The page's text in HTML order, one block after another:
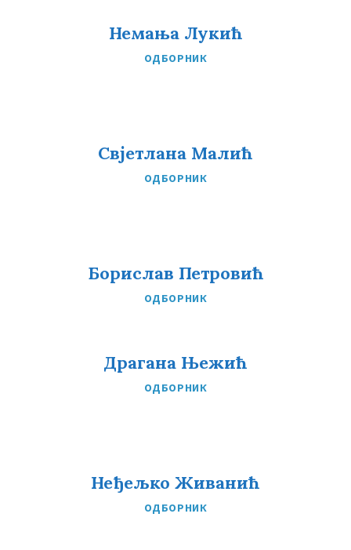
Немања Лукић
ОДБОРНИК
Свјетлана Малић
ОДБОРНИК
Борислав Петровић
ОДБОРНИК
Драгана Њежић
ОДБОРНИК
Неђељко Живанић
ОДБОРНИК